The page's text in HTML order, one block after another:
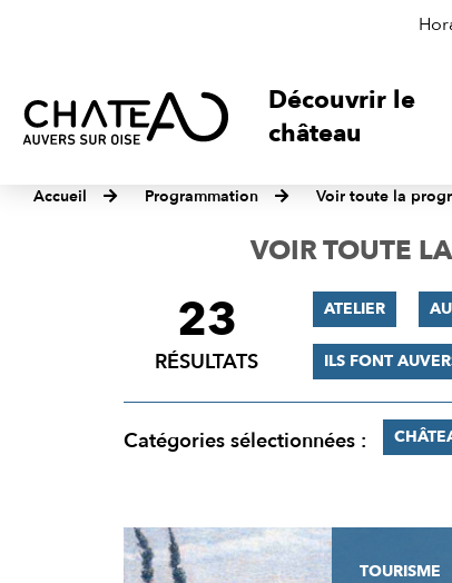
Découvrir le
château
Accueil Programmation Voir toute la
VOIR TOUTE
FILTRER
RÉSULTATS
23
RÉSULTATS
ATELIER
ILS FONT
Catégories sélectionnées :
RÉSULTATS
TOURISME